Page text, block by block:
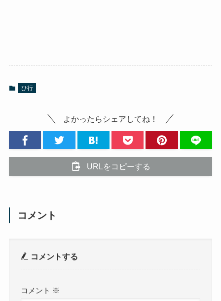
ひ行
よかったらシェアしてね！
URLをコピーする
コメント
コメントする
コメント ※